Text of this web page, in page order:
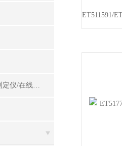
在线PH计/在线ORP测定仪/在线酸碱度计